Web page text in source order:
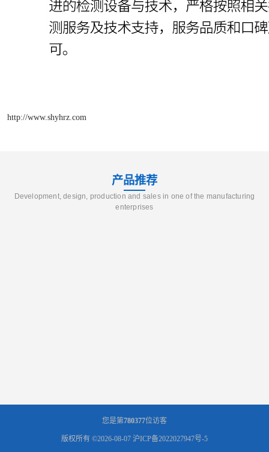
http://www.shyhrz.com
产品推荐
Development, design, production and sales in one of the manufacturing
enterprises
您是第780377位访客
版权所有 ©2026-08-07 沪ICP备2022027947号-5